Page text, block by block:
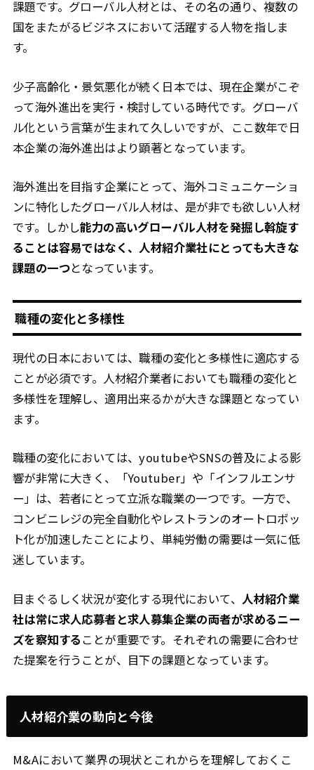
課題です。グローバル人材とは、その名の通り、複数の
国をまたがるビジネスにおいて活躍する人物を指しま
す。
少子高齢化・景気悪化が続く日本では、現在企業がこぞ
って海外進出を実行・検討している時代です。グローバ
ル化という言葉が生まれて久しいですが、ここ数年で日
本企業の海外進出はより顕著となっています。
海外進出を目指す企業にとって、海外コミュニケーショ
ンに特化したグローバル人材は、是が非でも欲しい人材
です。しかし能力の高いグローバル人材を発掘し斡旋す
ることは容易ではなく、人材紹介業社にとっても大きな
課題の一つとなっています。
職種の変化と多様性
現代の日本においては、職種の変化と多様性に適応する
ことが必須です。人材紹介業者においても職種の変化と
多様性を理解し、適用出来るかが大きな課題となってい
ます。
職種の変化においては、youtubeやSNSの普及による影
響が非常に大きく、「Youtuber」や「インフルエンサ
ー」は、若者にとって立派な職業の一つです。一方で、
コンビニレジの完全自動化やレストランのオートロボッ
ト化が加速したことにより、単純労働の需要は一気に低
迷しています。
目まぐるしく状況が変化する現代において、 人材紹介業
社は常に求人応募者と求人募集企業の両者が求めるニー
ズを察知することが重要です。それぞれの需要に合わせ
た提案を行うことが、目下の課題となっています。
人材紹介業の動向と今後
M&Aにおいて業界の現状とこれからを理解しておくこ